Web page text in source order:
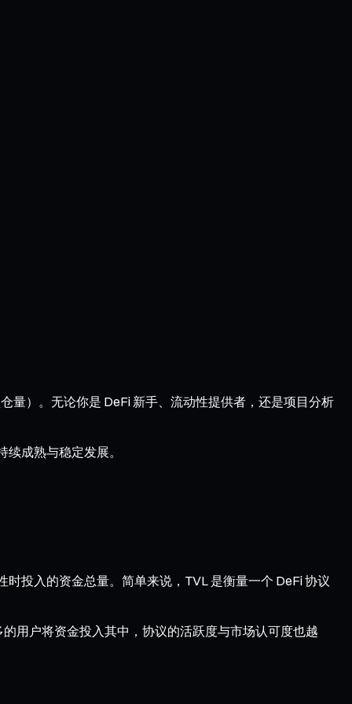
量）。无论你是 DeFi 新手、流动性提供者，还是项目分析
成熟与稳定发展。
投入的资金总量。简单来说，TVL 是衡量一个 DeFi 协议
用户将资金投入其中，协议的活跃度与市场认可度也越